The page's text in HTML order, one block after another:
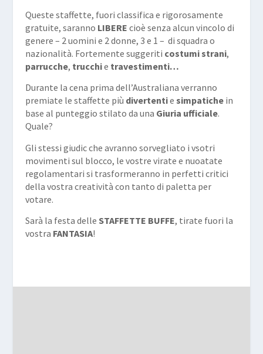
Queste staffette, fuori classifica e rigorosamente
gratuite, saranno LIBERE cioè senza alcun vincolo di
genere – 2 uomini e 2 donne, 3 e 1 – di squadra o
nazionalità. Fortemente suggeriti costumi strani,
parrucche, trucchie travestimenti…
Durante la cena prima dell’Australiana verranno
premiate le staffette più divertentie simpatichein
base al punteggio stilato da una Giuria ufficiale.
Quale?
Gli stessi giudic che avranno sorvegliato i vsotri
movimenti sul blocco, le vostre virate e nuoatate
regolamentari si trasformeranno in perfetti critici
della vostra creatività con tanto di paletta per
votare.
Sarà la festa delle STAFFETTE BUFFE, tirate fuori la
vostra FANTASIA!